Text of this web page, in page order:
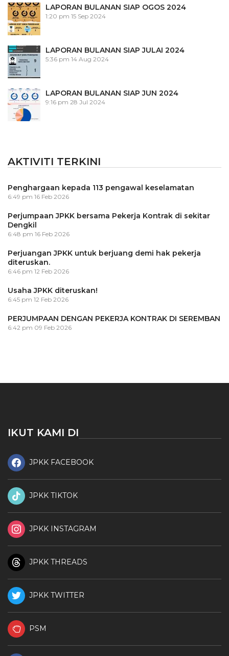
LAPORAN BULANAN SIAP OGOS 2024
1:20 pm 15 Sep 2024
LAPORAN BULANAN SIAP JULAI 2024
5:36 pm 14 Aug 2024
LAPORAN BULANAN SIAP JUN 2024
9:16 pm 28 Jul 2024
AKTIVITI TERKINI
Penghargaan kepada 113 pengawal keselamatan
6:49 pm 16 Feb 2026
Perjumpaan JPKK bersama Pekerja Kontrak di sekitar
Dengkil
6:48 pm 16 Feb 2026
Perjuangan JPKK untuk berjuang demi hak pekerja
diteruskan.
6:46 pm 12 Feb 2026
Usaha JPKK diteruskan!
6:45 pm 12 Feb 2026
PERJUMPAAN DENGAN PEKERJA KONTRAK DI SEREMBAN
6:42 pm 09 Feb 2026
IKUT KAMI DI
JPKK FACEBOOK
JPKK TIKTOK
JPKK INSTAGRAM
JPKK THREADS
JPKK TWITTER
PSM